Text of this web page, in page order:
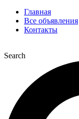
Главная
Все объявления
Контакты
Search